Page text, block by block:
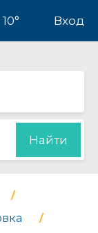
10° Вход
Найти